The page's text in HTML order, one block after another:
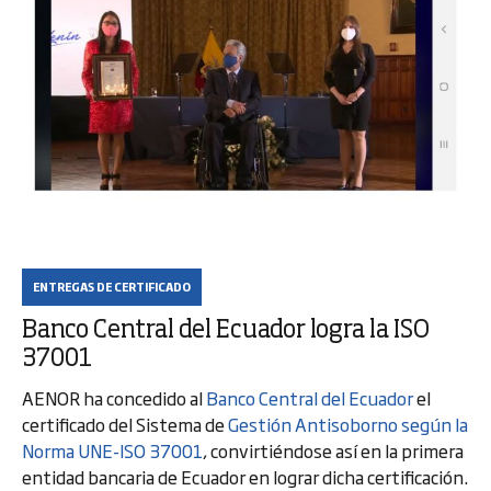
ENTREGAS DE CERTIFICADO
Banco Central del Ecuador logra la ISO
37001
AENOR ha concedido alBanco Central del Ecuadorel
certificado del Sistema deGestión Antisoborno según la
Norma UNE-ISO 37001, convirtiéndose así en la primera
entidad bancaria de Ecuador en lograr dicha certificación.